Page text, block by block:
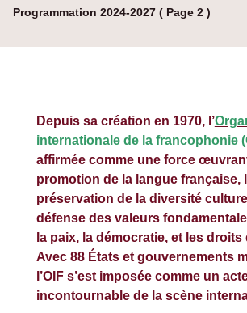
Programmation 2024-2027 ( Page 2 )
Depuis sa création en 1970, l’
internationale de la francophonie
affirmée comme une force
promotion de la langue française,
préservation de la diversité
défense des valeurs
la paix, la démocratie, et les droits
Avec 88 États et gouvernements
l’OIF s’est imposée comme un
incontournable de la scène